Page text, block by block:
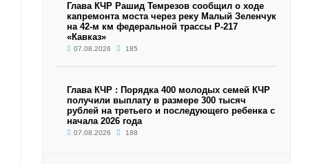
Глава КЧР Рашид Темрезов сообщил о ходе
капремонта моста через реку Малый Зеленчук
на 42-м км федеральной трассы Р-217
«Кавказ»
07.08.2026 185
Глава КЧР : Порядка 400 молодых семей КЧР
получили выплату в размере 300 тысяч
рублей на третьего и последующего ребенка с
начала 2026 года
07.08.2026 188